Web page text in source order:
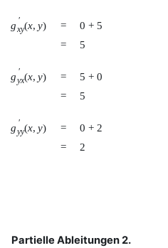
g ′
xy(x, y) = 0 + 5
=
5
g ′
yx(x, y) = 5 + 0
=
5
g ′
yy(x, y) = 0 + 2
=
2
Partielle Ableitungen 2.